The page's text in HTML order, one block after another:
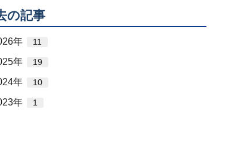
の記事
年 11
年 19
年 10
年 1